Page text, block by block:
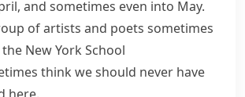
and sometimes even into May.
of artists and poets sometimes
the New York School
think we should never have